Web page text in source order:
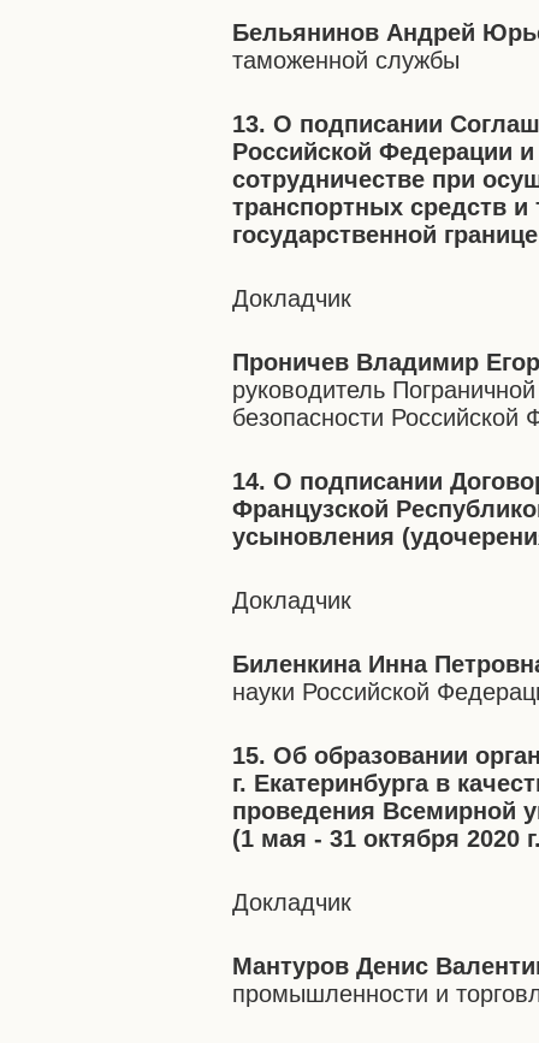
Бельянинов Андрей
таможенной службы
13. О подписании
Российской Федерации
сотрудничестве при
транспортных средств и
государственной границе
Докладчик
Проничев Владимир
руководитель
безопасности Российской
14. О подписании
Французской
усыновления
Докладчик
Биленкина Инна
науки Российской
15. Об образовании
г. Екатеринбурга в
проведения Всемирной
(1 мая - 31 октября 2020
Докладчик
Мантуров Денис
промышленности и